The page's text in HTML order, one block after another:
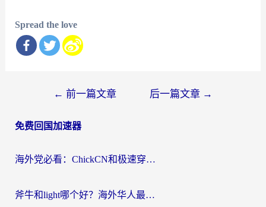
Spread the love
导
← 前一篇文章 后一篇文章 →
免费回国加速器
海外党必看：ChickCN和极速穿梭VPN好用吗？3招教你选对回国加速器无缝刷国内资源
斧牛和light哪个好？海外华人最关心的回国加速器选择难题，一篇讲透